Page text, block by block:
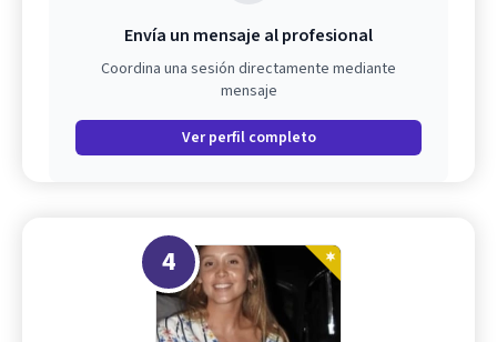
Envía un mensaje al profesional
Coordina una sesión directamente mediante
mensaje
Ver perfil completo
4